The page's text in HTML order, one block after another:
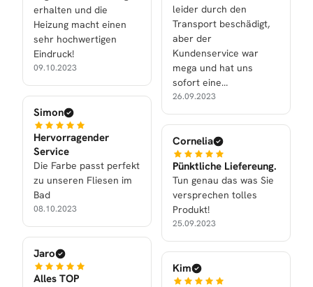
erhalten und die
Heizung macht einen
sehr hochwertigen
Eindruck!
09.10.2023
Simon
Hervorragender
Service
Die Farbe passt perfekt
zu unseren Fliesen im
Bad
08.10.2023
Jaro
Alles TOP
leider durch den
Transport beschädigt,
aber der
Kundenservice war
mega und hat uns
sofort eine
Ersatzlieferung
zukommen lassen.
26.09.2023
Cornelia
Pünktliche Liefereung.
Tun genau das was Sie
versprechen tolles
Produkt!
25.09.2023
Kim